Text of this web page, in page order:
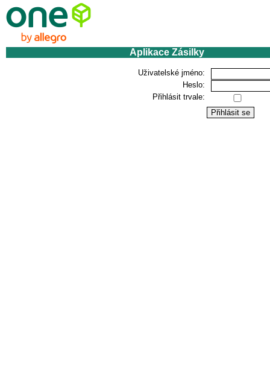
Aplikace Zásilky
Uživatelské jméno:
Heslo:
Přihlásit trvale: